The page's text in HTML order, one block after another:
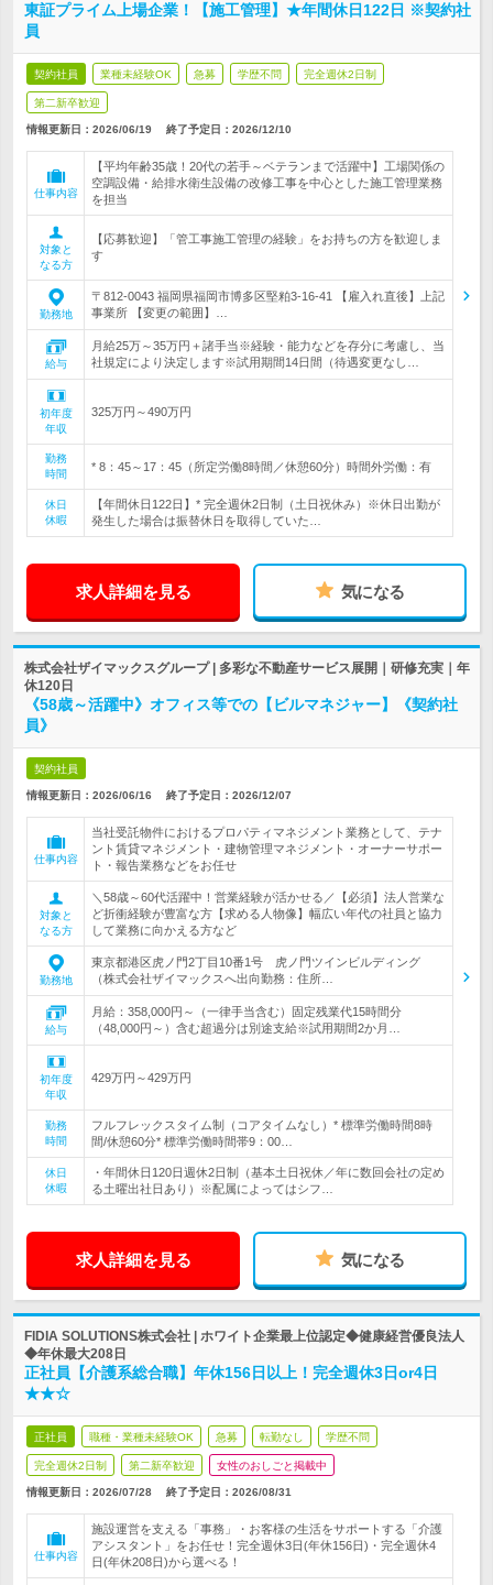
東証プライム上場企業！【施工管理】★年間休日122日 ※契約社
員
契約社員 業種未経験OK 急募 学歴不問 完全週休2日制
第二新卒歓迎
情報更新日：2026/06/19 終了予定日： 2026/12/10
仕事内容
【平均年齢35歳！20代の若手～ベテランまで活躍中】工場関係の
空調設備・給排水衛生設備の改修工事を中心とした施工管理業務
を担当
対象と
なる方
【応募歓迎】「管工事施工管理の経験」をお持ちの方を歓迎しま
す
勤務地
〒812-0043 福岡県福岡市博多区堅粕3-16-41 【雇入れ直後】上記
事業所 【変更の範囲】…
給与
月給25万～35万円＋諸手当※経験・能力などを存分に考慮し、当
社規定により決定します※試用期間14日間（待遇変更なし…
初年度
年収
325万円～490万円
勤務
時間
* 8：45～17：45（所定労働8時間／休憩60分）時間外労働：有
休日
休暇
【年間休日122日】* 完全週休2日制（土日祝休み）※休日出勤が
発生した場合は振替休日を取得していた…
求人詳細を見る 気になる
株式会社ザイマックスグループ | 多彩な不動産サービス展開｜研修充実｜年
休120日
《58歳～活躍中》オフィス等での【ビルマネジャー】《契約社
員》
契約社員
情報更新日：2026/06/16 終了予定日： 2026/12/07
仕事内容
当社受託物件におけるプロパティマネジメント業務として、テナ
ント賃貸マネジメント・建物管理マネジメント・オーナーサポー
ト・報告業務などをお任せ
対象と
なる方
＼58歳～60代活躍中！営業経験が活かせる／【必須】法人営業な
ど折衝経験が豊富な方【求める人物像】幅広い年代の社員と協力
して業務に向かえる方など
勤務地
東京都港区虎ノ門2丁目10番1号 虎ノ門ツインビルディング
（株式会社ザイマックスへ出向勤務：住所…
給与
月給：358,000円～（一律手当含む）固定残業代15時間分
（48,000円～）含む超過分は別途支給※試用期間2か月…
初年度
年収
429万円～429万円
勤務
時間
フルフレックスタイム制（コアタイムなし）* 標準労働時間8時
間/休憩60分* 標準労働時間帯9：00…
休日
休暇
・年間休日120日週休2日制（基本土日祝休／年に数回会社の定め
る土曜出社日あり）※配属によってはシフ…
求人詳細を見る 気になる
FIDIA SOLUTIONS株式会社 | ホワイト企業最上位認定◆健康経営優良法人
◆年休最大208日
正社員【介護系総合職】年休156日以上！完全週休3日or4日
★★☆
正社員 職種・業種未経験OK 急募 転勤なし 学歴不問
完全週休2日制 第二新卒歓迎 女性のおしごと掲載中
情報更新日：2026/07/28 終了予定日： 2026/08/31
仕事内容
施設運営を支える「事務」・お客様の生活をサポートする「介護
アシスタント」をお任せ！完全週休3日(年休156日)・完全週休4
日(年休208日)から選べる！